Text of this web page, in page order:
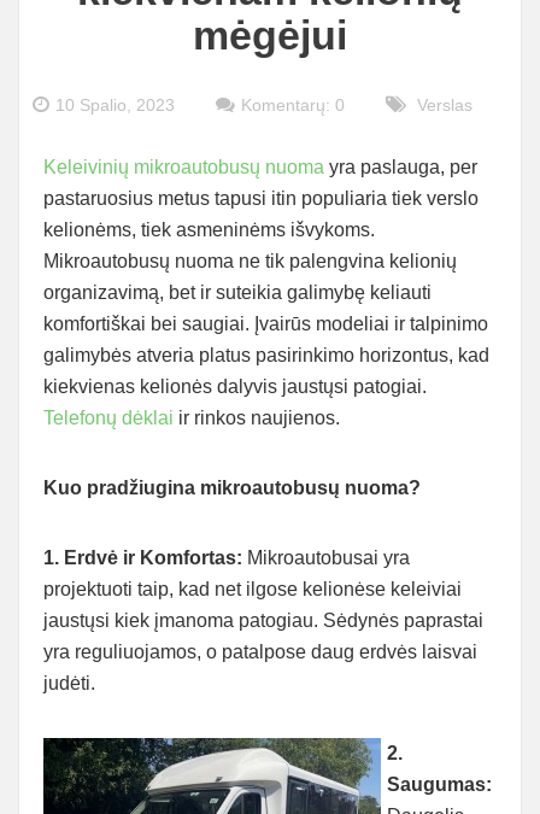
mėgėjui
10 Spalio, 2023 Komentarų: 0 Verslas
Keleivinių mikroautobusų nuoma yra paslauga, per
pastaruosius metus tapusi itin populiaria tiek verslo
kelionėms, tiek asmeninėms išvykoms.
Mikroautobusų nuoma ne tik palengvina kelionių
organizavimą, bet ir suteikia galimybę keliauti
komfortiškai bei saugiai. Įvairūs modeliai ir talpinimo
galimybės atveria platus pasirinkimo horizontus, kad
kiekvienas kelionės dalyvis jaustųsi patogiai.
Telefonų dėklai ir rinkos naujienos.
Kuo pradžiugina mikroautobusų nuoma?
1. Erdvė ir Komfortas: Mikroautobusai yra
projektuoti taip, kad net ilgose kelionėse keleiviai
jaustųsi kiek įmanoma patogiau. Sėdynės paprastai
yra reguliuojamos, o patalpose daug erdvės laisvai
judėti.
2.
Saugumas: